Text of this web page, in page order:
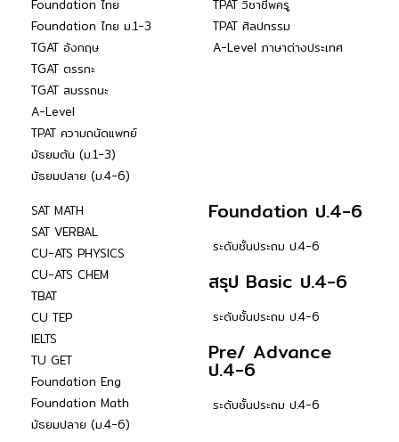
Foundation ไทย
Foundation ไทย ม.1-3
TGAT อังกฤษ
TGAT ตรรกะ
TGAT สมรรถนะ
A-Level
TPAT ความถนัดแพทย์
มัธยมต้น (ม.1-3)
มัธยมปลาย (ม.4-6)
TPAT วิชาชีพครู
TPAT ศิลปกรรม
A-Level ภาษาต่างประเทศ
SAT MATH
SAT VERBAL
CU-ATS PHYSICS
CU-ATS CHEM
TBAT
CU TEP
IELTS
TU GET
Foundation Eng
Foundation Math
มัธยมปลาย (ม.4-6)
Foundation ป.4-6
ระดับชั้นประถม ป.4-6
สรุป Basic ป.4-6
ระดับชั้นประถม ป.4-6
Pre/ Advance
ป.4-6
ระดับชั้นประถม ป.4-6